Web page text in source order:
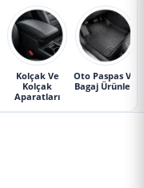
Kolçak Ve
Kolçak
Aparatları
Oto Paspas Ve
Bagaj Ürünleri